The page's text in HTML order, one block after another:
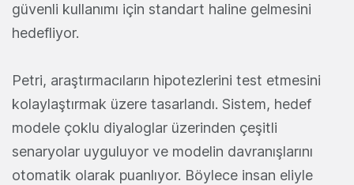
güvenli kullanımı için standart haline gelmesini
hedefliyor.
Petri, araştırmacıların hipotezlerini test etmesini
kolaylaştırmak üzere tasarlandı. Sistem, hedef
modele çoklu diyaloglar üzerinden çeşitli
senaryolar uyguluyor ve modelin davranışlarını
otomatik olarak puanlıyor. Böylece insan eliyle